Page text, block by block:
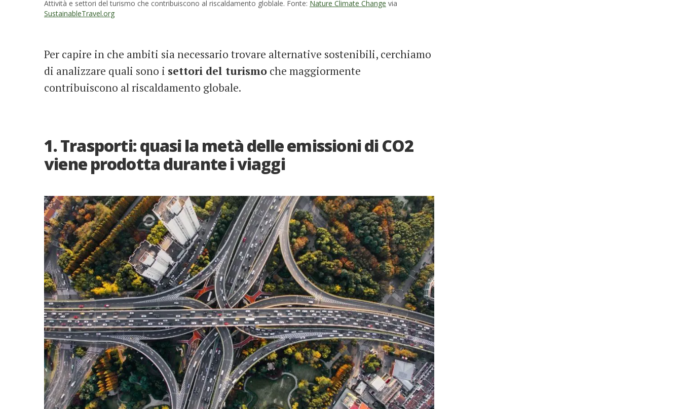
Attività e settori del turismo che contribuiscono al riscaldamento globlale. Fonte: Nature Climate Change via
SustainableTravel.org
Per capire in che ambiti sia necessario trovare alternative sostenibili, cerchiamo
di analizzare quali sono i settori del turismo che maggiormente
contribuiscono al riscaldamento globale.
1. Trasporti: quasi la metà delle emissioni di CO2
viene prodotta durante i viaggi